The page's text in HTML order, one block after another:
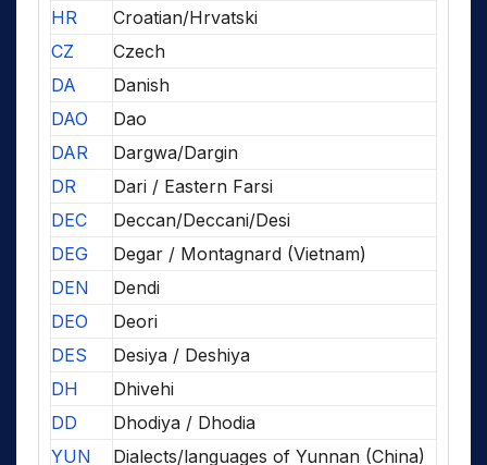
HR
Croatian/Hrvatski
CZ
Czech
DA
Danish
DAO
Dao
DAR
Dargwa/Dargin
DR
Dari / Eastern Farsi
DEC
Deccan/Deccani/Desi
DEG
Degar / Montagnard (Vietnam)
DEN
Dendi
DEO
Deori
DES
Desiya / Deshiya
DH
Dhivehi
DD
Dhodiya / Dhodia
YUN
Dialects/languages of Yunnan (China)